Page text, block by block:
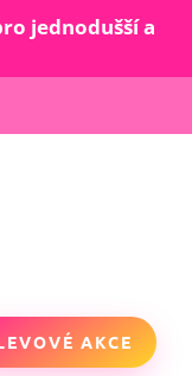
jednodušší a
AKCE